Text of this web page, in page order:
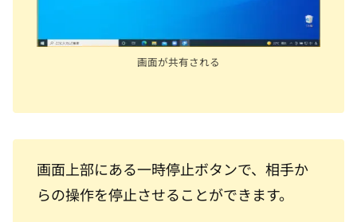
画面が共有される
画面上部にある一時停止ボタンで、相手か
らの操作を停止させることができます。